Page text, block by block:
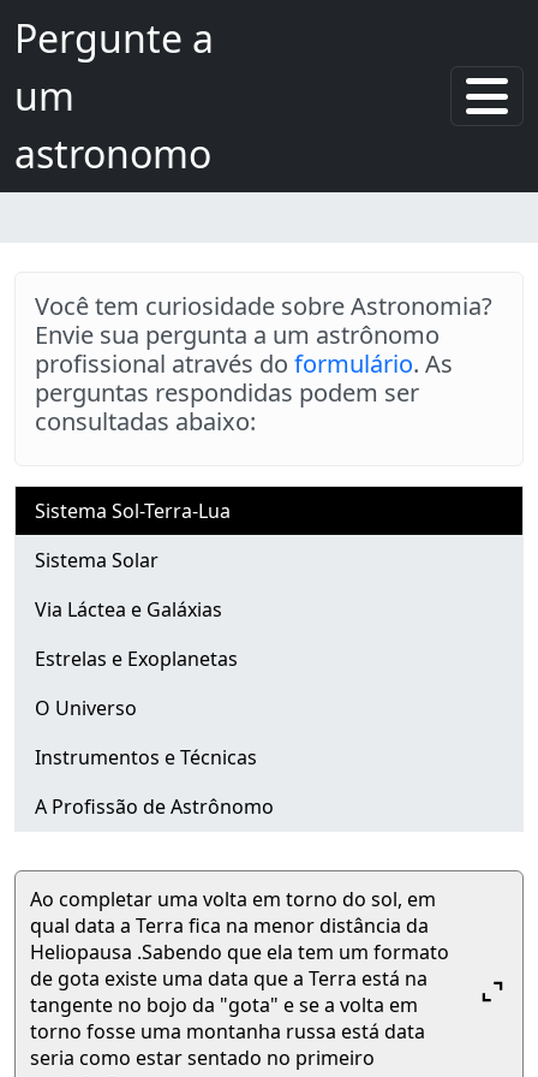
Pergunte a
um
astronomo
Você tem curiosidade sobre Astronomia?
Envie sua pergunta a um astrônomo
profissional através do formulário. As
perguntas respondidas podem ser
consultadas abaixo:
Abas primárias
Sistema Sol-Terra-Lua
Sistema Solar
Via Láctea e Galáxias
Estrelas e Exoplanetas
O Universo
Instrumentos e Técnicas
A Profissão de Astrônomo
Ao completar uma volta em torno do sol, em
qual data a Terra fica na menor distância da
Heliopausa .Sabendo que ela tem um formato
de gota existe uma data que a Terra está na
tangente no bojo da "gota" e se a volta em
torno fosse uma montanha russa está data
seria como estar sentado no primeiro
Close or Open tab vvja-